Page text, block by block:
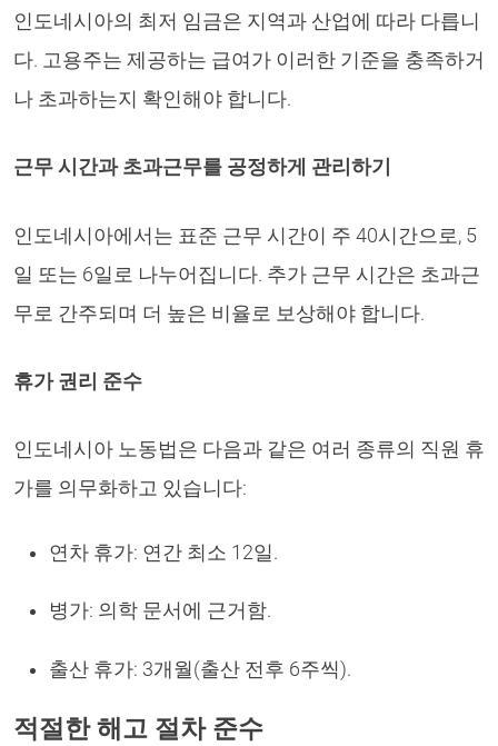
인도네시아의 최저 임금은 지역과 산업에 따라 다릅니
다. 고용주는 제공하는 급여가 이러한 기준을 충족하거
나 초과하는지 확인해야 합니다.
근무 시간과 초과근무를 공정하게 관리하기
인도네시아에서는 표준 근무 시간이 주 40시간으로, 5
일 또는 6일로 나누어집니다. 추가 근무 시간은 초과근
무로 간주되며 더 높은 비율로 보상해야 합니다.
휴가 권리 준수
인도네시아 노동법은 다음과 같은 여러 종류의 직원 휴
가를 의무화하고 있습니다:
연차 휴가: 연간 최소 12일.
병가: 의학 문서에 근거함.
출산 휴가: 3개월(출산 전후 6주씩).
적절한 해고 절차 준수